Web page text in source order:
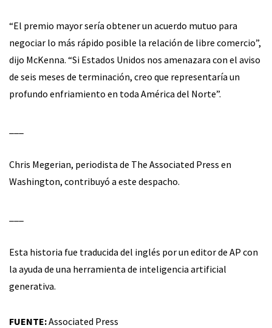
“El premio mayor sería obtener un acuerdo mutuo para
negociar lo más rápido posible la relación de libre comercio”,
dijo McKenna. “Si Estados Unidos nos amenazara con el aviso
de seis meses de terminación, creo que representaría un
profundo enfriamiento en toda América del Norte”.
Chris Megerian, periodista de The Associated Press en
Washington, contribuyó a este despacho.
Esta historia fue traducida del inglés por un editor de AP con
la ayuda de una herramienta de inteligencia artificial
generativa.
FUENTE:Associated Press